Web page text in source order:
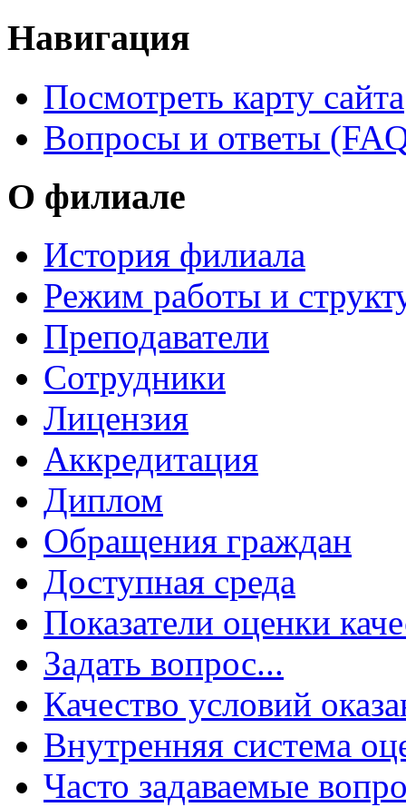
Навигация
Посмотреть карту сайта
Вопросы и ответы
О филиале
История филиала
Режим работы и
Преподаватели
Сотрудники
Лицензия
Аккредитация
Диплом
Обращения граждан
Доступная среда
Показатели оценки
Задать вопрос...
Качество условий
Внутренняя система
Часто задаваемые